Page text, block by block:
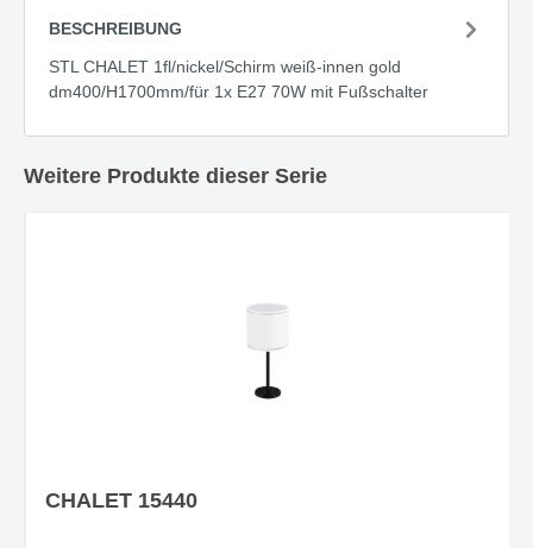
BESCHREIBUNG
STL CHALET 1fl/nickel/Schirm weiß-innen gold
dm400/H1700mm/für 1x E27 70W mit Fußschalter
Weitere Produkte dieser Serie
CHALET 15440